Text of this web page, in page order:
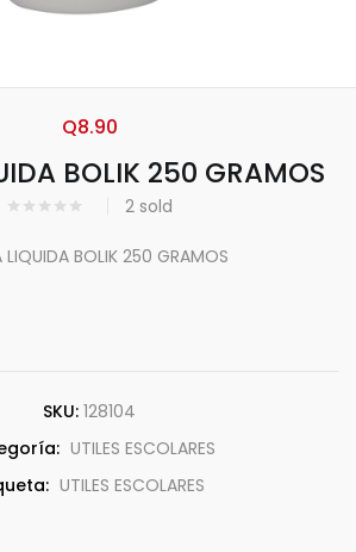
BOLIK 250 GRAMOS
2 sold
Q8.90
BOLIK 250 GRAMOS
SKU: 128104
UTILES ESCOLARES
UTILES ESCOLARES